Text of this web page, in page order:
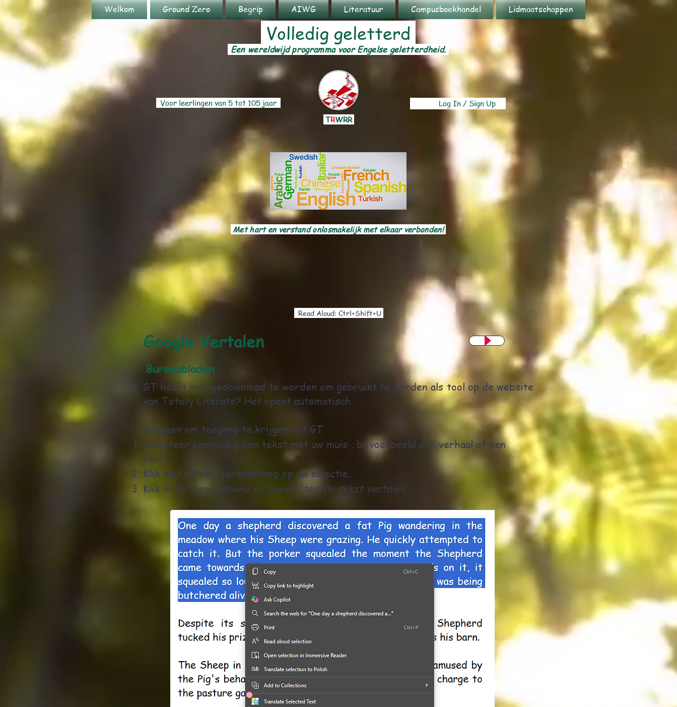
Welkom Ground Zero Begrip AIWG Literatuur Campusboekhandel Lidmaatschappen
Een wereldwijd programma voor Engelse geletterdheid.
Volledig geletterd
Voor leerlingen van 5 tot 105 jaar
TRWRR
Log In / Sign Up
Met hart en verstand onlosmakelijk met elkaar verbonden!
Read Aloud: Ctrl+Shift+U
Google Vertalen
Bureaubladen
GT hoeft niet gedownload te worden om gebruikt te worden als tool op de website
van Totally Literate? Het opent automatisch.
Stappen om toegang te krijgen tot GT
Selecteer eenvoudig een tekst met uw muis , bijvoorbeeld een verhaal of een
fabel.
Klik met de rechtermuisknop op uw selectie.
Klik in het pop-upmenu op Geselecteerde tekst vertalen .